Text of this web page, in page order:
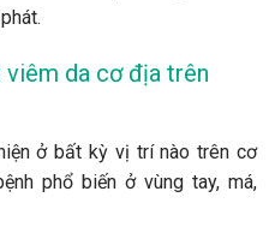
viêm da cơ địa trên
ở bất kỳ vị trí nào trên cơ
phổ biến ở vùng tay, má,